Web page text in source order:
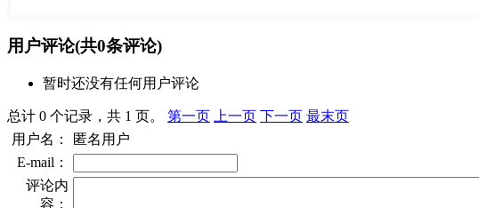
用户评论(共0条评论)
暂时还没有任何用户评论
总计 0 个记录，共 1 页。 第一页 上一页 下一页 最末页
用户名：
匿名用户
E-mail：
评论内
容：